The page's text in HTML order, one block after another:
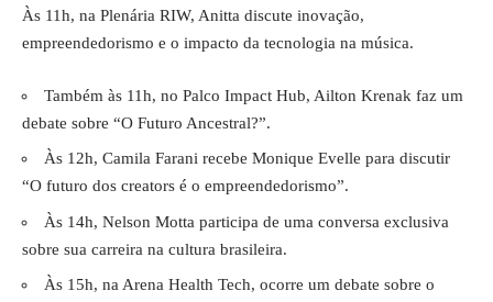
Às 11h, na Plenária RIW, Anitta discute inovação,
empreendedorismo e o impacto da tecnologia na música.
Também às 11h, no Palco Impact Hub, Ailton Krenak faz um
debate sobre “O Futuro Ancestral?”.
Às 12h, Camila Farani recebe Monique Evelle para discutir
“O futuro dos creators é o empreendedorismo”.
Às 14h, Nelson Motta participa de uma conversa exclusiva
sobre sua carreira na cultura brasileira.
Às 15h, na Arena Health Tech, ocorre um debate sobre o